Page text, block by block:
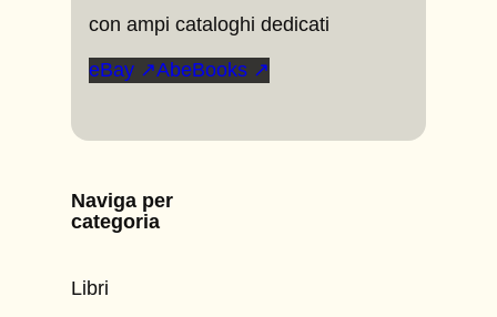
con ampi cataloghi dedicati
eBay ↗AbeBooks ↗
Naviga per
categoria
Libri